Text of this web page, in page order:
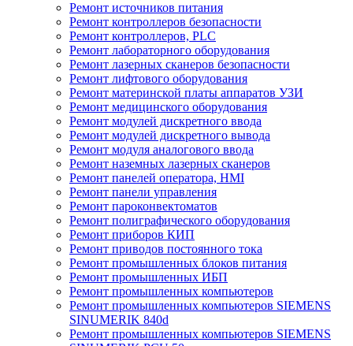
Ремонт источников питания
Ремонт контроллеров безопасности
Ремонт контроллеров, PLC
Ремонт лабораторного оборудования
Ремонт лазерных сканеров безопасности
Ремонт лифтового оборудования
Ремонт материнской платы аппаратов УЗИ
Ремонт медицинского оборудования
Ремонт модулей дискретного ввода
Ремонт модулей дискретного вывода
Ремонт модуля аналогового ввода
Ремонт наземных лазерных сканеров
Ремонт панелей оператора, HMI
Ремонт панели управления
Ремонт пароконвектоматов
Ремонт полиграфического оборудования
Ремонт приборов КИП
Ремонт приводов постоянного тока
Ремонт промышленных блоков питания
Ремонт промышленных ИБП
Ремонт промышленных компьютеров
Ремонт промышленных компьютеров SIEMENS
SINUMERIK 840d
Ремонт промышленных компьютеров SIEMENS